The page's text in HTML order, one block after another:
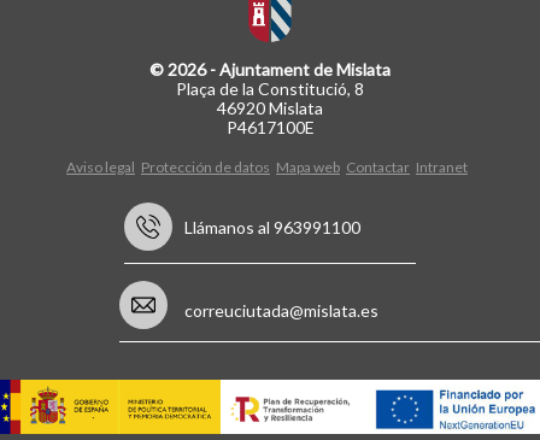
© 2026 - Ajuntament de Mislata
Plaça de la Constitució, 8
46920 Mislata
P4617100E
Aviso legal Protección de datos Mapa web Contactar Intranet
Llámanos al 963991100
correuciutada@mislata.es